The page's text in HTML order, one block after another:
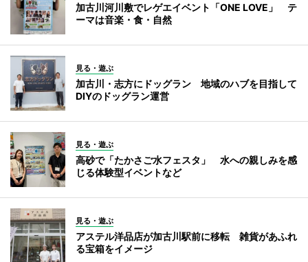
加古川河川敷でレゲエイベント「ONE LOVE」 テ
ーマは音楽・食・自然
見る・遊ぶ
加古川・志方にドッグラン 地域のハブを目指して
DIYのドッグラン運営
見る・遊ぶ
高砂で「たかさご水フェスタ」 水への親しみを感
じる体験型イベントなど
見る・遊ぶ
アステル洋品店が加古川駅前に移転 雑貨があふれ
る宝箱をイメージ